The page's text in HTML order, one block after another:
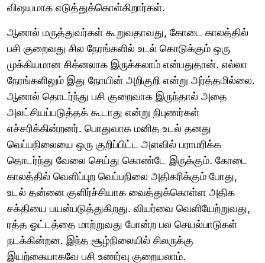
விஷயமாக எடுத்துக்கொள்கிறார்கள்.
ஆனால் மருத்துவர்கள் கூறுவதாவது, கோடை காலத்தில்
பசி குறைவது சில நேரங்களில் உடல் கொடுக்கும் ஒரு
முக்கியமான சிக்னலாக இருக்கலாம் என்பதுதான். எல்லா
நேரங்களிலும் இது நோயின் அறிகுறி என்று அர்த்தமில்லை.
ஆனால் தொடர்ந்து பசி குறைவாக இருந்தால் அதை
அலட்சியப்படுத்தக் கூடாது என்று நிபுணர்கள்
எச்சரிக்கின்றனர். பொதுவாக மனித உடல் தனது
வெப்பநிலையை ஒரு குறிப்பிட்ட அளவில் பராமரிக்க
தொடர்ந்து வேலை செய்து கொண்டே இருக்கும். கோடை
காலத்தில் வெளிப்புற வெப்பநிலை அதிகரிக்கும் போது,
உடல் தன்னை குளிர்ச்சியாக வைத்துக்கொள்ள அதிக
சக்தியை பயன்படுத்துகிறது. வியர்வை வெளியேற்றுவது,
ரத்த ஓட்டத்தை மாற்றுவது போன்ற பல செயல்பாடுகள்
நடக்கின்றன. இந்த சூழ்நிலையில் சிலருக்கு
இயற்கையாகவே பசி உணர்வு குறையலாம்.